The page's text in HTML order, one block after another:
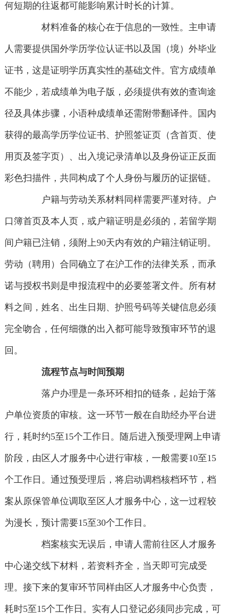
何短期的往返都可能影响累计时长的计算。
材料准备的核心在于信息的一致性。主申请
人需要提供国外学历学位认证书以及国（境）外毕业
证书，这是证明学历真实性的基础文件。官方成绩单
不能少，若成绩单为电子版，必须提供有效的查询途
径及具体步骤，小语种成绩单还需附带翻译件。国内
获得的最高学历学位证书、护照签证页（含首页、使
用页及签字页）、出入境记录清单以及身份证正反面
彩色扫描件，共同构成了个人身份与履历的证据链。
户籍与劳动关系材料同样需要严谨对待。户
口簿首页及本人页，或户籍证明是必须的，若留学期
间户籍已注销，须附上90天内有效的户籍注销证明。
劳动（聘用）合同确立了在沪工作的法律关系，而承
诺与授权书则是申报流程中的必要签署文件。所有材
料之间，姓名、出生日期、护照号码等关键信息必须
完全吻合，任何细微的出入都可能导致预审环节的退
回。
流程节点与时间预期
落户办理是一条环环相扣的链条，起始于落
户单位资质的审核。这一环节一般在自助经办平台进
行，耗时约5至15个工作日。随后进入预受理网上申请
阶段，由区人才服务中心进行审核，一般需要10至15
个工作日。通过预受理后，将启动调档核档环节，档
案从原保管单位调取至区人才服务中心，这一过程较
为漫长，预计需要15至30个工作日。
档案核实无误后，申请人需前往区人才服务
中心递交线下材料，若资料齐全，当天即可完成受
理。接下来的复审环节同样由区人才服务中心负责，
耗时5至15个工作日。实有人口登记必须同步完成，可